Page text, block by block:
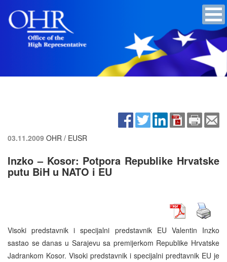
03.11.2009 OHR / EUSR
Inzko – Kosor: Potpora Republike Hrvatske
putu BiH u NATO i EU
Visoki predstavnik i specijalni predstavnik EU Valentin Inzko
sastao se danas u Sarajevu sa premijerkom Republike Hrvatske
Jadrankom Kosor. Visoki predstavnik i specijalni predtavnik EU je